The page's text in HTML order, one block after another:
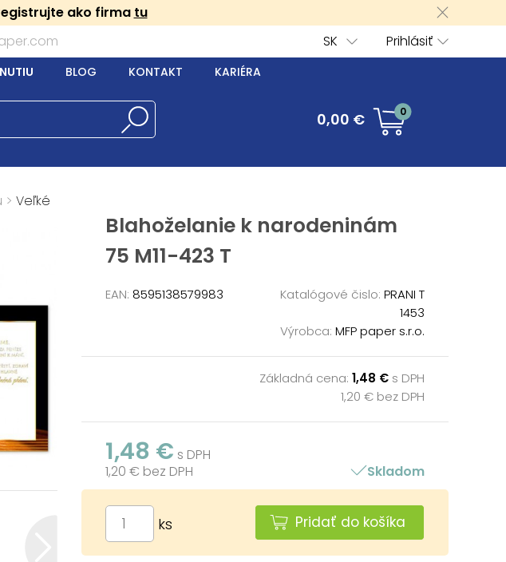
ako firma tu
Prihlásiť
SK
BLOG KONTAKT KARIÉRA
0,00 € 0
> Veľké
Blahoželanie k narodeninám
75 M11-423 T
EAN: 8595138579983 Katalógové čislo: PRANI T
1453
Výrobca: MFP paper s.r.o.
Základná cena: 1,48 € s DPH
1,20 € bez DPH
1,48 € s DPH
1,20 € bez DPH
Skladom
ks Pridať do košíka